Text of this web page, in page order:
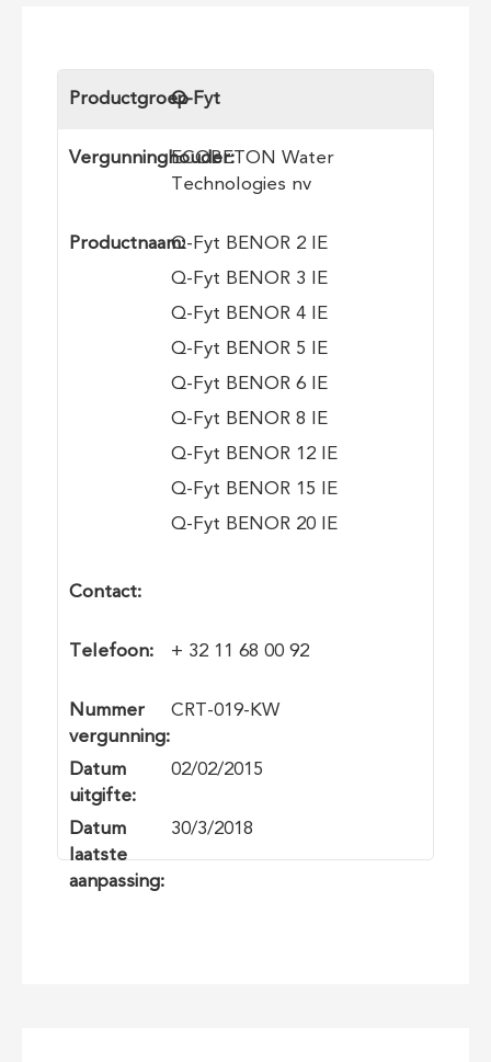
ProductgroepQ-Fyt
Vergunninghouder:ECOBETON Water
Technologies nv
Productnaam:​Q-Fyt BENOR 2 IE
​Q-Fyt BENOR 3 IE
​Q-Fyt BENOR 4 IE
Q-Fyt BENOR 5 IE
​Q-Fyt BENOR 6 IE
​Q-Fyt BENOR 8 IE
Q-Fyt BENOR 12 IE
​Q-Fyt BENOR 15 IE
​Q-Fyt BENOR 20 IE
Contact:
Telefoon: + 32 11 68 00 92
Nummer
vergunning:
CRT-019-KW
Datum
uitgifte:
02/02/2015
Datum
laatste
aanpassing:
30/3/2018